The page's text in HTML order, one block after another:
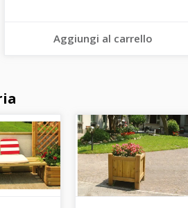
Aggiungi al carrello